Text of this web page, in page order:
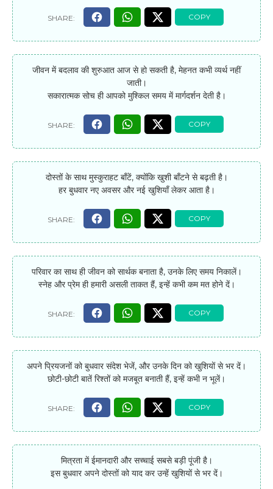
जीवन में बदलाव की शुरुआत आज से हो सकती है, मेहनत कभी व्यर्थ नहीं
जाती।
सकारात्मक सोच ही आपको मुश्किल समय में मार्गदर्शन देती है।
दोस्तों के साथ मुस्कुराहट बाँटें, क्योंकि खुशी बाँटने से बढ़ती है।
हर बुधवार नए अवसर और नई खुशियाँ लेकर आता है।
परिवार का साथ ही जीवन को सार्थक बनाता है, उनके लिए समय निकालें।
स्नेह और प्रेम ही हमारी असली ताकत हैं, इन्हें कभी कम मत होने दें।
अपने प्रियजनों को बुधवार संदेश भेजें, और उनके दिन को खुशियों से भर दें।
छोटी-छोटी बातें रिश्तों को मजबूत बनाती हैं, इन्हें कभी न भूलें।
मित्रता में ईमानदारी और सच्चाई सबसे बड़ी पूंजी है।
इस बुधवार अपने दोस्तों को याद कर उन्हें खुशियों से भर दें।